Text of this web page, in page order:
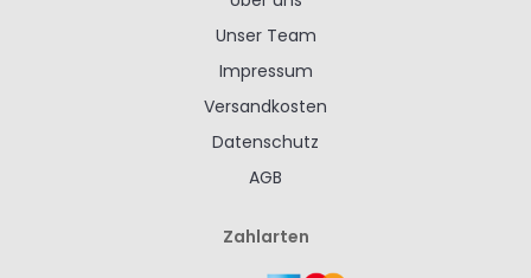
Unser Team
Impressum
Versandkosten
Datenschutz
AGB
Zahlarten